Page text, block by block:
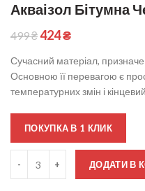
Акваізол Бітумна
499₴424₴
Сучасний матеріал,
Основною її перевагою є
температурних змін і
ПОКУПКА В 1 КЛИК
ДОДАТИ В